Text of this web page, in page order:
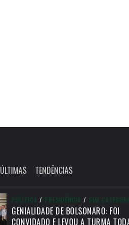
ÚLTIMAS TENDÊNCIAS
POLÍTICA / PRESIDÊNCIA / SEM
GENIALIDADE DE BOLSONARO: FOI
CONVIDADO E LEVOU A TURMA